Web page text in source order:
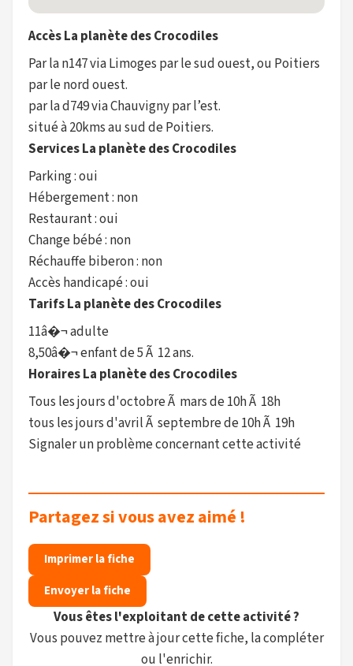
Accès La planète des Crocodiles
Par la n147 via Limoges par le sud ouest, ou Poitiers
par le nord ouest.
par la d749 via Chauvigny par l’est.
situé à 20kms au sud de Poitiers.
Services La planète des Crocodiles
Parking : oui
Hébergement : non
Restaurant : oui
Change bébé : non
Réchauffe biberon : non
Accès handicapé : oui
Tarifs La planète des Crocodiles
11â�¬ adulte
8,50â�¬ enfant de 5 Ã 12 ans.
Horaires La planète des Crocodiles
Tous les jours d'octobre Ã mars de 10h Ã 18h
tous les jours d'avril Ã septembre de 10h Ã 19h
Signaler un problème concernant cette activité
Partagez si vous avez aimé !
Imprimer la fiche
Envoyer la fiche
Vous êtes l'exploitant de cette activité ?
Vous pouvez mettre à jour cette fiche, la compléter
ou l'enrichir.